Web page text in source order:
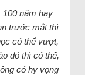
100 năm hay
trước mắt thì
có thể vượt,
đó thì có thể,
có hy vọng